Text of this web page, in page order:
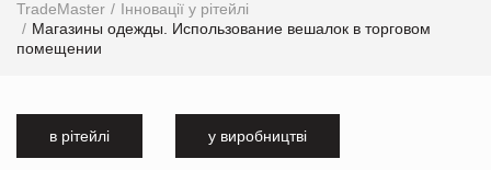
TradeMaster
Інновації у рітейлі
Магазины одежды. Использование вешалок в торговом
помещении
в рітейлі у виробництві